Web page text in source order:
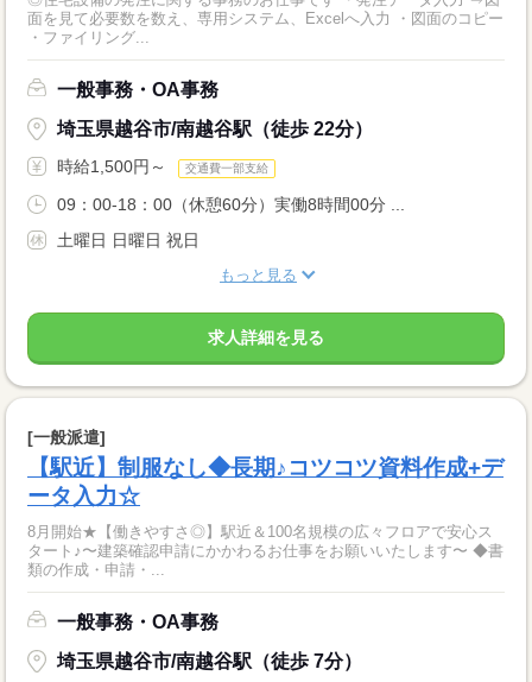
面を見て必要数を数え、専用システム、Excelへ入力 ・図面のコピー
・ファイリング...
一般事務・OA事務
埼玉県越谷市/南越谷駅（徒歩 22分）
時給1,500円～ 交通費一部支給
09：00-18：00（休憩60分）実働8時間00分 ...
土曜日 日曜日 祝日
もっと見る
求人詳細を見る
[一般派遣]
【駅近】制服なし◆長期♪コツコツ資料作成+デ
ータ入力☆
8月開始★【働きやすさ◎】駅近＆100名規模の広々フロアで安心ス
タート♪〜建築確認申請にかかわるお仕事をお願いいたします〜 ◆書
類の作成・申請・...
一般事務・OA事務
埼玉県越谷市/南越谷駅（徒歩 7分）